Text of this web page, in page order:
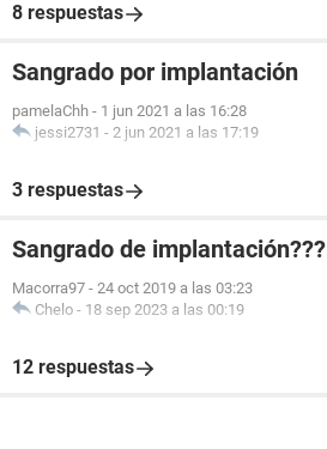
8 respuestas
Sangrado por implantación
pamelaChh - 1 jun 2021 a las 16:28
jessi2731 - 2 jun 2021 a las 17:19
3 respuestas
Sangrado de implantación???
Macorra97 - 24 oct 2019 a las 03:23
Chelo - 18 sep 2023 a las 00:19
12 respuestas